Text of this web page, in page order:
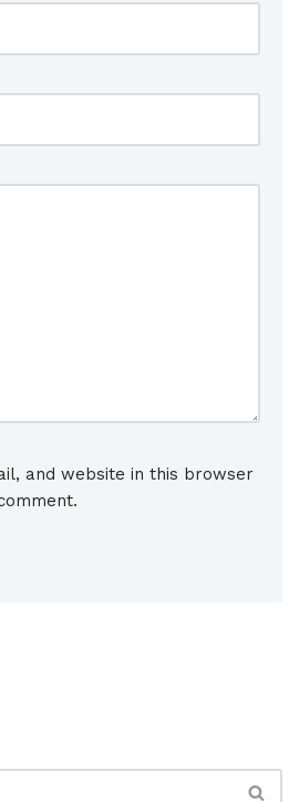
and website in this browser